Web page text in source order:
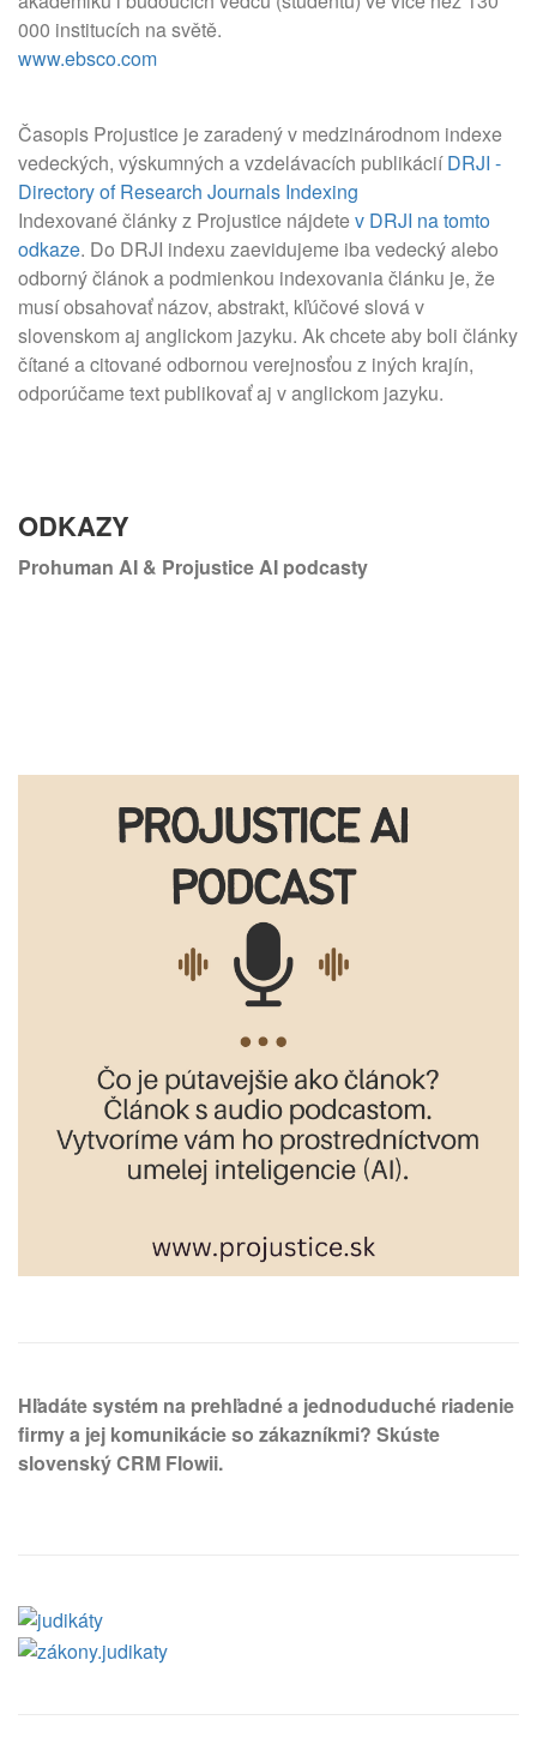
000 institucích na světě.
www.ebsco.com
Časopis Projustice je zaradený v medzinárodnom indexe
vedeckých, výskumných a vzdelávacích publikáciíDRJI -
Directory of Research Journals Indexing
Indexované články z Projustice nájdetev DRJI na tomto
odkaze. Do DRJI indexu zaevidujeme iba vedecký alebo
odborný článok a podmienkou indexovania článku je, že
musí obsahovať názov, abstrakt, kľúčové slová v
slovenskom aj anglickom jazyku. Ak chcete aby boli články
čítané a citované odbornou verejnosťou z iných krajín,
odporúčame text publikovať aj v anglickom jazyku.
ODKAZY
Prohuman AI & Projustice AI podcasty
Hľadáte systém na prehľadné a jednoduduché riadenie
firmy a jej komunikácie so zákazníkmi? Skúste
slovenský CRM Flowii.